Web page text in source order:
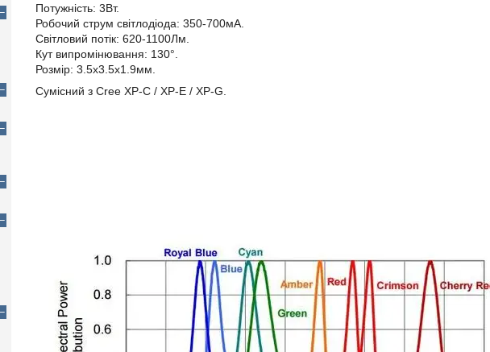
Потужність: 3Вт.
Робочий струм світлодіода: 350-700мА.
Світловий потік: 620-1100Лм.
Кут випромінювання: 130°.
Розмір: 3.5х3.5х1.9мм.
Сумісний з Cree XP-C / XP-E / XP-G.